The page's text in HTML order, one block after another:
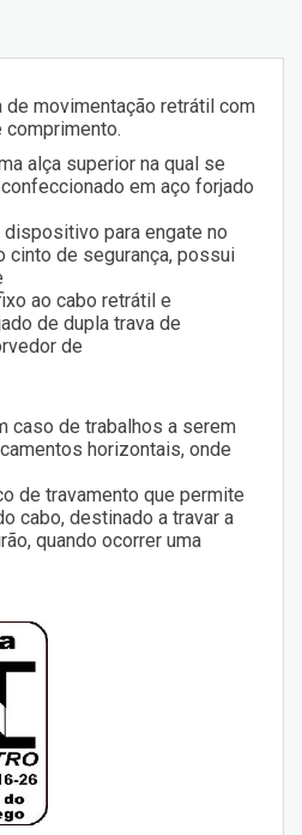
movimentação retrátil com
alça superior na qual se
em aço forjado
para engate no
cinto de segurança, possui
ao cabo retrátil e
de dupla trava de
de
caso de trabalhos a serem
horizontais, onde
de travamento que permite
cabo, destinado a travar a
quando ocorrer uma